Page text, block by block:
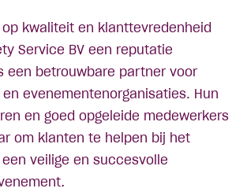
kwaliteit en klanttevredenheid
Service BV een reputatie
een betrouwbare partner voor
evenementenorganisaties. Hun
en goed opgeleide medewerkers
om klanten te helpen bij het
veilige en succesvolle
.